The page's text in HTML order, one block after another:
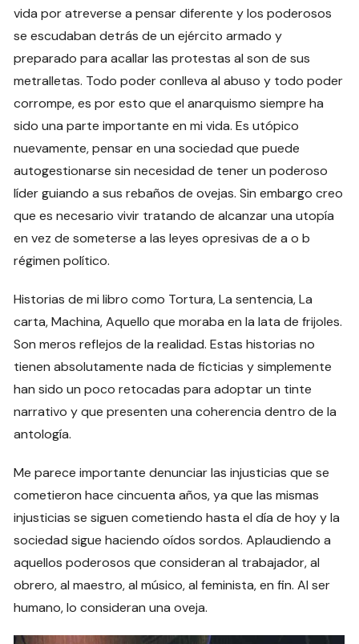
vida por atreverse a pensar diferente y los poderosos
se escudaban detrás de un ejército armado y
preparado para acallar las protestas al son de sus
metralletas. Todo poder conlleva al abuso y todo poder
corrompe, es por esto que el anarquismo siempre ha
sido una parte importante en mi vida. Es utópico
nuevamente, pensar en una sociedad que puede
autogestionarse sin necesidad de tener un poderoso
líder guiando a sus rebaños de ovejas. Sin embargo creo
que es necesario vivir tratando de alcanzar una utopía
en vez de someterse a las leyes opresivas de a o b
régimen político.
Historias de mi libro como Tortura, La sentencia, La
carta, Machina, Aquello que moraba en la lata de frijoles.
Son meros reflejos de la realidad. Estas historias no
tienen absolutamente nada de ficticias y simplemente
han sido un poco retocadas para adoptar un tinte
narrativo y que presenten una coherencia dentro de la
antología.
Me parece importante denunciar las injusticias que se
cometieron hace cincuenta años, ya que las mismas
injusticias se siguen cometiendo hasta el día de hoy y la
sociedad sigue haciendo oídos sordos. Aplaudiendo a
aquellos poderosos que consideran al trabajador, al
obrero, al maestro, al músico, al feminista, en fin. Al ser
humano, lo consideran una oveja.